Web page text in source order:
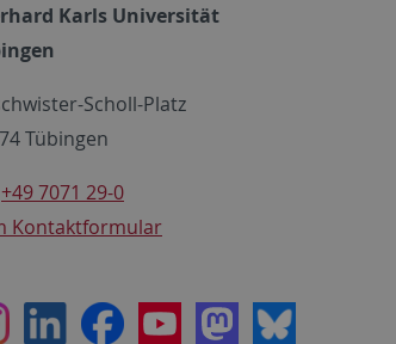
Karls Universität
Scholl-Platz
Tübingen
+49 7071 29-0
Kontaktformular
LinkedInFacebookYoutubeMastodon
Bluesky